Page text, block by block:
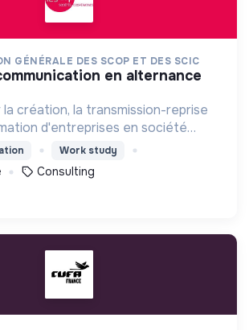
GÉNÉRALE DES SCOP ET DES SCIC
création, la transmission-reprise
d'entreprises en société
Scic)Work study
Consulting